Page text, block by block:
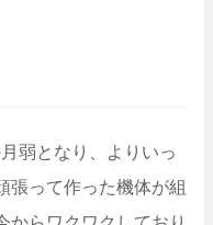
弱となり、よりいっ
張って作った機体が組